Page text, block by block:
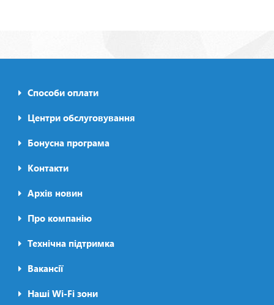
Footer0
menu
Способи оплати
Центри обслуговування
Бонусна програма
Контакти
Архів новин
Футер2
Про компанію
Технічна підтримка
Вакансії
Наші Wi-Fi зони